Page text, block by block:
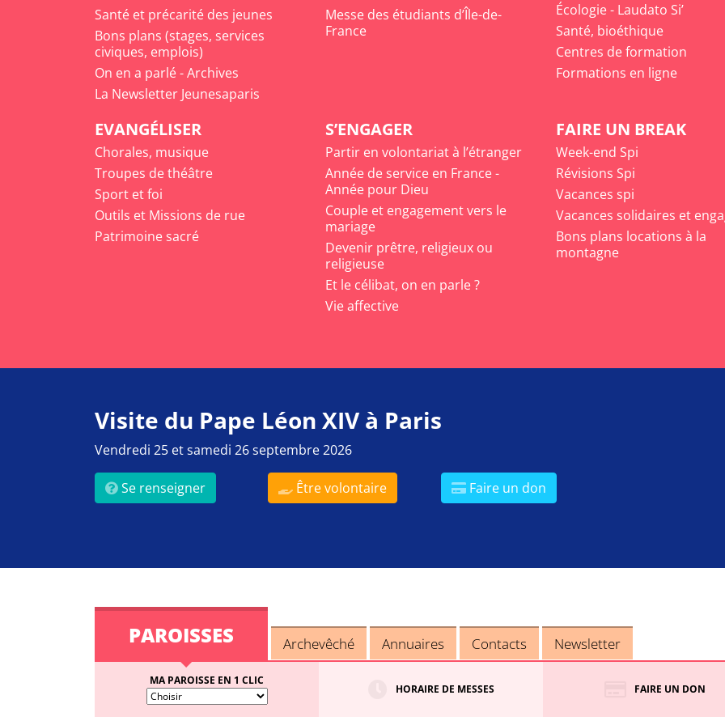
Santé et précarité des jeunes
Bons plans (stages, services
civiques, emplois)
On en a parlé - Archives
La Newsletter Jeunesaparis
Messe des étudiants d’Île-de-
France
Écologie - Laudato Si’
Santé, bioéthique
Centres de formation
Formations en ligne
EVANGÉLISER
Chorales, musique
Troupes de théâtre
Sport et foi
Outils et Missions de rue
Patrimoine sacré
S’ENGAGER
Partir en volontariat à l’étranger
Année de service en France -
Année pour Dieu
Couple et engagement vers le
mariage
Devenir prêtre, religieux ou
religieuse
Et le célibat, on en parle ?
Vie affective
FAIRE UN BREAK
Week-end Spi
Révisions Spi
Vacances spi
Vacances solidaires et
Bons plans locations à la
montagne
Visite du Pape Léon XIV à Paris
Vendredi 25 et samedi 26 septembre 2026
Se renseigner Être volontaire Faire un don
PAROISSES Archevêché Annuaires Contacts Newsletter
MA PAROISSE EN 1 CLIC
HORAIRE DE MESSES FAIRE UN DON